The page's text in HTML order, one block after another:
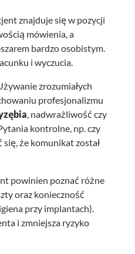
znajduje się w pozycji
mówienia, a
bardzo osobistym.
i wyczucia.
zrozumiałych
profesjonalizmu
, nadwrażliwość czy
kontrolne, np. czy
że komunikat został
powinien poznać różne
oraz konieczność
przy implantach).
i zmniejsza ryzyko